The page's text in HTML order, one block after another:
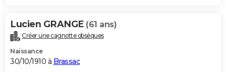
Lucien GRANGE (61 ans)
Créer une cagnotte obsèques
Naissance
30/10/1910 à Brassac